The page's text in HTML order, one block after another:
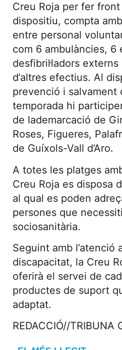
Creu Roja per fer
dispositiu, compta
entre personal
com 6 ambulàncies, 6
desfibril·ladors
d’altres efectius. Al
prevenció i salvament
temporada hi
de lademarcació de
Roses, Figueres,
de Guíxols-Vall d’Aro.
A totes les platges
Creu Roja es disposa
al qual es poden
persones que
sociosanitària.
Seguint amb l’atenció
discapacitat, la Creu
oferirà el servei de
productes de suport
adaptat.
REDACCIÓ//TRIBUNA